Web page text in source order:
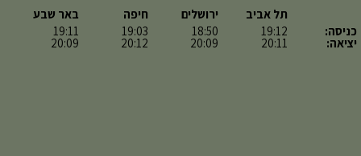
כניסה:
יציאה:
תל אביב
19:12
20:11
ירושלים
18:50
20:09
חיפה
19:03
20:12
באר שבע
19:11
20:09